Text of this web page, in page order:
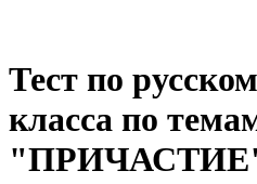
Тест по
класса по